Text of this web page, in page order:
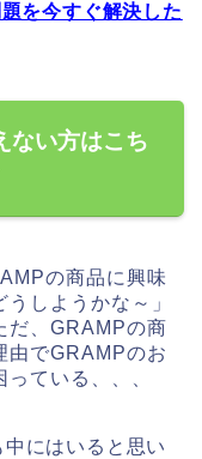
を今すぐ解決した
ない方はこち
の商品に興味
しようかな～」
だ、GRAMPの商
由でGRAMPのお
ている、、、
にはいると思い